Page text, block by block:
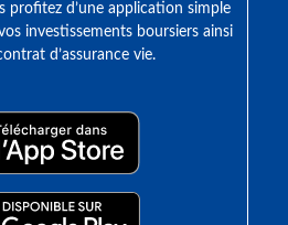
profitez d’une application simple
investissements boursiers ainsi
d’assurance vie.